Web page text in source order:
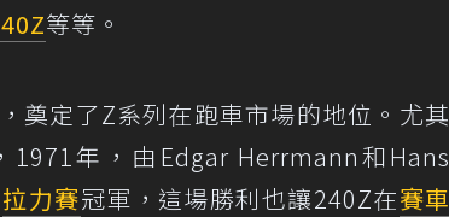
等等。
奠定了Z系列在跑車市場的地位。尤其
年，由Edgar Herrmann和Hans
拉力賽冠軍，這場勝利也讓240Z在賽車